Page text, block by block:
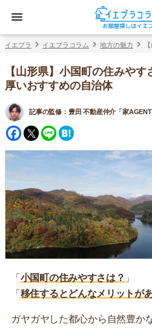
イエプラ イエプラコラム 地方の魅力
【山形県】小国町の住みや
厚いおすすめの自治体
記事の監修： 豊田 不動産仲介「家
Facebook
Twitter
Line
「 小国町の住みやすさは？ 」
「 移住するとどんなメリットが
ガヤガヤした都心から自然豊か